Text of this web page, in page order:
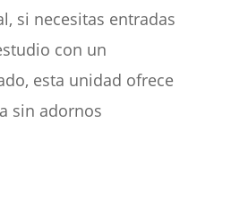
si necesitas entradas
con un
esta unidad ofrece
sin adornos